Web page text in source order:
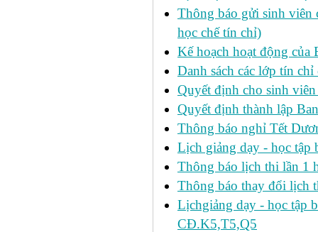
Thông báo gửi sinh viên
học chế tín chỉ)
Kế hoạch hoạt động
Danh sách các lớp tín
Quyết định cho sinh
Quyết định thành lập
Thông báo nghỉ Tết
Lịch giảng dạy - học tập
Thông báo lịch thi lần 1
Thông báo thay đổi lịch
Lịchgiảng dạy - học tập
CĐ.K5,T5,Q5